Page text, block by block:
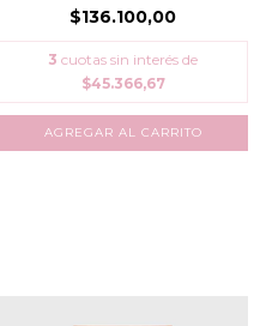
$136.100,00
3 cuotas sin interés de
$45.366,67